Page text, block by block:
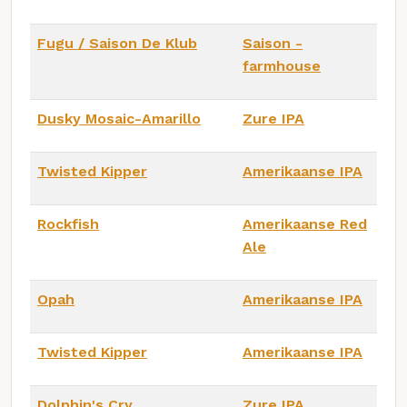
Fugu / Saison De Klub
Saison -
farmhouse
Dusky Mosaic-Amarillo Zure IPA
Twisted Kipper Amerikaanse IPA
Rockfish
Amerikaanse Red
Ale
Opah Amerikaanse IPA
Twisted Kipper Amerikaanse IPA